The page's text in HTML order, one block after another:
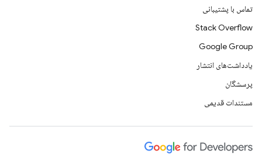
تماس با پشتیبانی
Stack Overflow
Google Group
یادداشت‌های انتشار
پرسشگان
مستندات قدیمی